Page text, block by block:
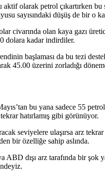
olarak petrol çıkartırken
sayısındaki düşüş de bir o
civarında olan kaya gazı
dolara kadar indirdiler.
başlaması da bu tezi
45.00 üzerini zorladığı
bu yana sadece 55
hatırlamış gibi görünüyor.
seviyelere ulaşırsa arz
bir özelliğe sahip aslında.
dışı arz tarafında bir